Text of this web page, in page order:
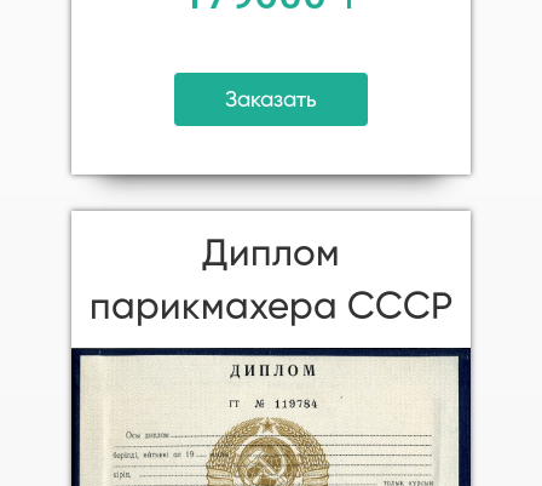
Заказать
Диплом
парикмахера СССР